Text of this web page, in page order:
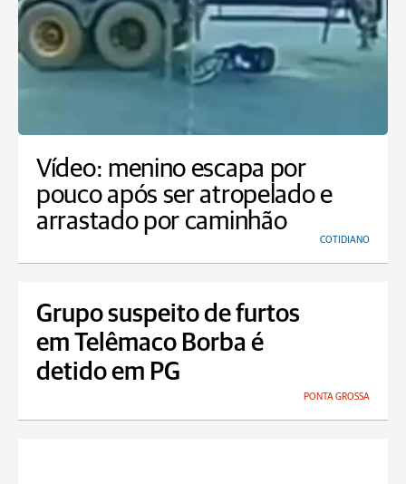
Vídeo: menino escapa por
pouco após ser atropelado e
arrastado por caminhão
COTIDIANO
Grupo suspeito de furtos
em Telêmaco Borba é
detido em PG
PONTA GROSSA